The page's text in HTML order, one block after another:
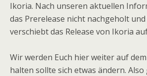
Ikoria. Nach unseren aktuellen
das Prerelease nicht nachgeholt und
verschiebt das Release von Ikoria
Wir werden Euch hier weiter auf
halten sollte sich etwas ändern.